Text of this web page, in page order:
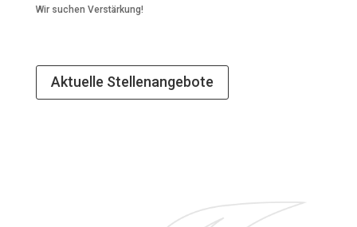
Wir suchen Verstärkung!
Aktuelle Stellenangebote